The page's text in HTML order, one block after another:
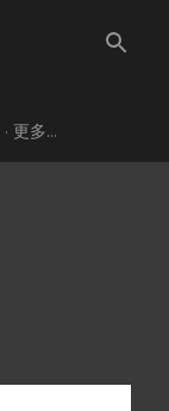
更多…